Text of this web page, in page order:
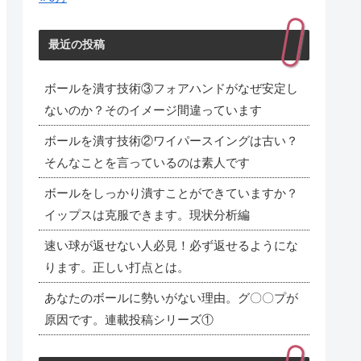
最近の投稿
ボールを潰す技術③フォアハンドがなぜ安定し
ないのか？そのイメージ間違っています
ボールを潰す技術②ワイパースイングは古い？
そんなことを言っているのは素人です
ボールをしっかり潰すことができていますか？
イップスは克服できます。現状分析編
速い球が返せない人必見！必ず返せるようにな
ります。正しい打点とは。
あなたのボールに勢いがない理由。グ〇〇プが
原因です。連載投稿シリーズ①